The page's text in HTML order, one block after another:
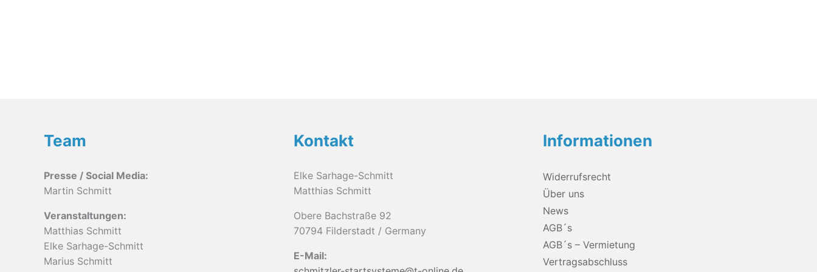
Team
Presse / Social Media:
Martin Schmitt
Veranstaltungen:
Matthias Schmitt
Elke Sarhage-Schmitt
Marius Schmitt
Kontakt
Elke Sarhage-Schmitt
Matthias Schmitt
Obere Bachstraße 92
70794 Filderstadt / Germany
E-Mail:
Informationen
Widerrufsrecht
Über uns
News
AGB´s
AGB´s – Vermietung
Vertragsabschluss